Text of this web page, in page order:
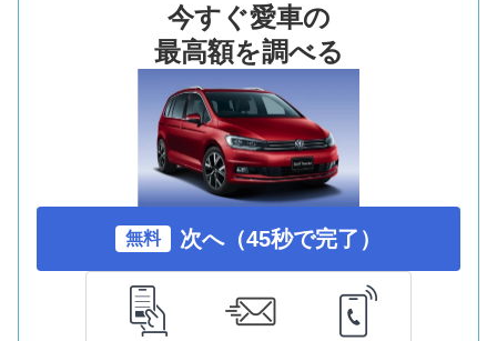
今すぐ愛車の
最高額を調べる
無料 次へ（45秒で完了）